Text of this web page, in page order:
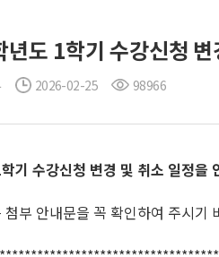
도 1학기 수강신청 변
2026-02-25 98966
학기 수강신청 변경 및 취소 일정을
첨부 안내문을 꼭 확인하여 주시기